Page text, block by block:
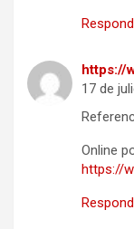
https://
17 de
Online
https://